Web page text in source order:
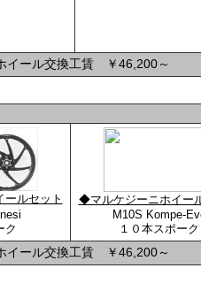
イール交換工賃 ￥46,200～
ルセット
ク
◆マルケジーニホイー
M10S Kompe-
１０本スポーク
イール交換工賃 ￥46,200～